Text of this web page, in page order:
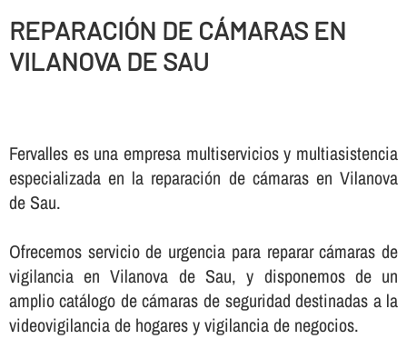
REPARACIÓN DE CÁMARAS EN
VILANOVA DE SAU
Fervalles es una empresa multiservicios y multiasistencia
especializada en la reparación de cámaras en Vilanova
de Sau.
Ofrecemos servicio de urgencia para reparar cámaras de
vigilancia en Vilanova de Sau, y disponemos de un
amplio catálogo de cámaras de seguridad destinadas a la
videovigilancia de hogares y vigilancia de negocios.